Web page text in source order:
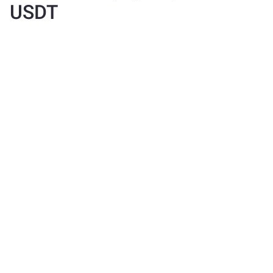
USDT